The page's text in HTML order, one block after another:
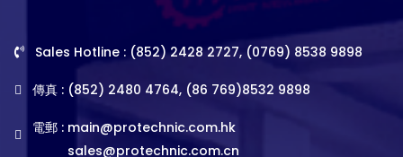
Sales Hotline : (852) 2428 2727, (0769) 8538 9898
傳真 : (852) 2480 4764, (86 769)8532 9898
電郵 : main@protechnic.com.hk
sales@protechnic.com.cn